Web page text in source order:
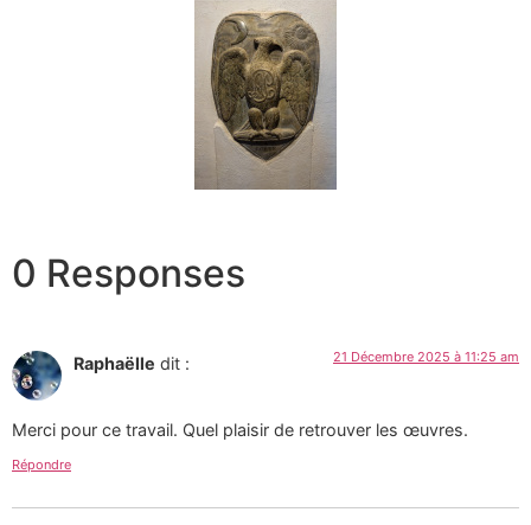
0 Responses
Raphaëlle dit : 21 Décembre 2025 à 11:25 am
Merci pour ce travail. Quel plaisir de retrouver les œuvres.
Répondre